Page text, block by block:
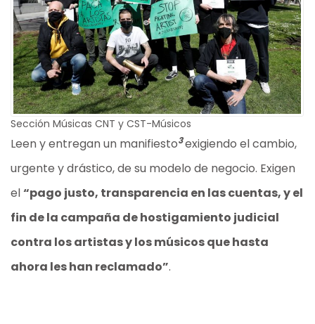
Sección Músicas CNT y CST-Músicos
Leen y entregan un manifiesto3exigiendo el cambio,
urgente y drástico, de su modelo de negocio. Exigen
el“pago justo, transparencia en las cuentas, y el
fin de la campaña de hostigamiento judicial
contra los artistas y los músicos que hasta
ahora les han reclamado”.